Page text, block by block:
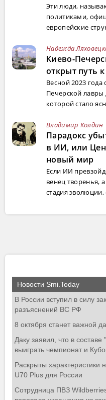
Эти люди,
политиками,
европейские
Надежда
Киево-
открыт путь к
Весной 2023
Печерской лавры
которой стало
Владимир Колдин
Парадокс
в ИИ, или
новый мир
Если ИИ
венец творенья,
стадия эволюции,